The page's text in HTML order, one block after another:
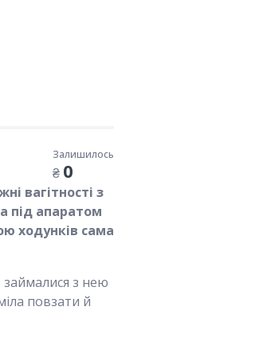
Залишилось
₴ 0
вагітності з
під апаратом
ходунків сама
займалися з нею
повзати й